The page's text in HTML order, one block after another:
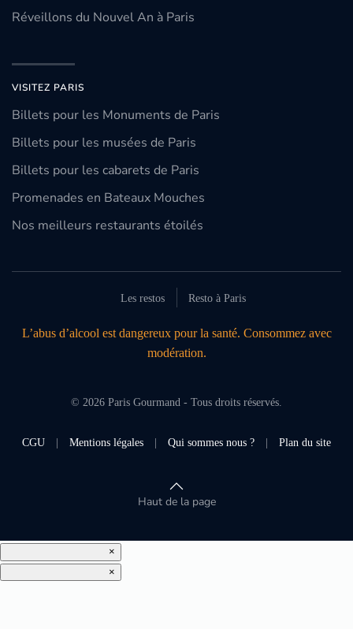
Réveillons du Nouvel An à Paris
VISITEZ PARIS
Billets pour les Monuments de Paris
Billets pour les musées de Paris
Billets pour les cabarets de Paris
Promenades en Bateaux Mouches
Nos meilleurs restaurants étoilés
Les restos Resto à Paris
L’abus d’alcool est dangereux pour la santé. Consommez avec
modération.
© 2026 Paris Gourmand - Tous droits réservés.
CGU Mentions légales Qui sommes nous ? Plan du site
Haut de la page
×
×